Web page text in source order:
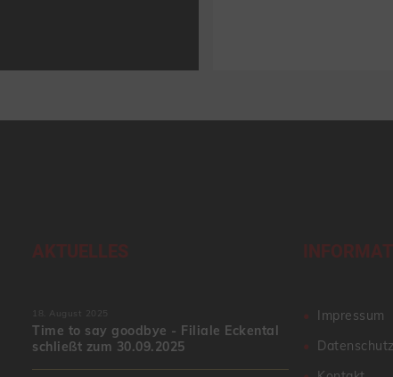
AKTUELLES
18. August 2025
Time to say goodbye - Filiale Eckental
schließt zum 30.09.2025
Impressum
Datenschutz